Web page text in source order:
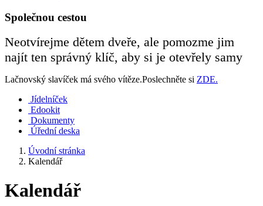
Společnou cestou
Neotvírejme dětem dveře, ale pomozme jim
najít ten správný klíč, aby si je otevřely samy
Lačnovský slavíček má svého vítěze.Poslechněte si ZDE.
Jídelníček
Edookit
Dokumenty
Úřední deska
Úvodní stránka
Kalendář
Kalendář